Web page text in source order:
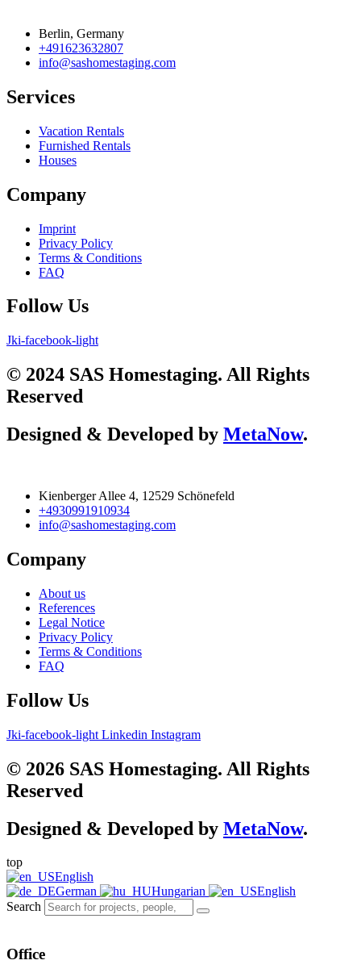
Berlin, Germany
+491623632807
info@sashomestaging.com
Services
Vacation Rentals
Furnished Rentals
Houses
Company
Imprint
Privacy Policy
Terms & Conditions
FAQ
Follow Us
Jki-facebook-light
© 2024 SAS Homestaging. All Rights
Reserved
Designed & Developed by MetaNow.
Kienberger Allee 4, 12529 Schönefeld
+4930991910934
info@sashomestaging.com
Company
About us
References
Legal Notice
Privacy Policy
Terms & Conditions
FAQ
Follow Us
Jki-facebook-light Linkedin Instagram
© 2026 SAS Homestaging. All Rights
Reserved
Designed & Developed by MetaNow.
top
English
German
Hungarian
English
Search
Office